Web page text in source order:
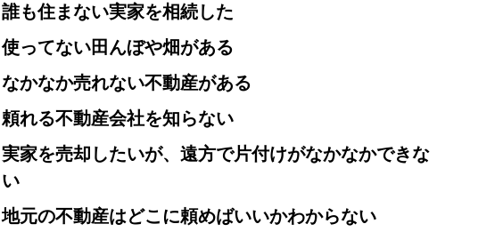
誰も住まない実家を相続した
使ってない田んぼや畑がある
なかなか売れない不動産がある
頼れる不動産会社を知らない
実家を売却したいが、遠方で片付けがなかなかできな
い
地元の不動産はどこに頼めばいいかわからない